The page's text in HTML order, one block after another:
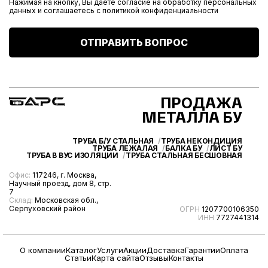
Нажимая на кнопку, Вы даете согласие на обработку персональных
данных и соглашаетесь с политикой конфиденциальности
ОТПРАВИТЬ ВОПРОС
Офис: 117246, г. Москва,
Научный проезд, дом 8, стр.
7
Склад: Московская обл.,
Серпуховский район
ОГРН 1207700106350
ИНН 7727441314
ПРОДАЖА
МЕТАЛЛА БУ
ТРУБА Б/У СТАЛЬНАЯ
ТРУБА НЕКОНДИЦИЯ
ТРУБА ЛЕЖАЛАЯ
БАЛКА БУ
ЛИСТ БУ
ТРУБА В ВУС ИЗОЛЯЦИИ
ТРУБА СТАЛЬНАЯ БЕСШОВНАЯ
О компанииКаталогУслугиАкцииДоставкаГарантииОплата
СтатьиКарта сайтаОтзывыКонтакты